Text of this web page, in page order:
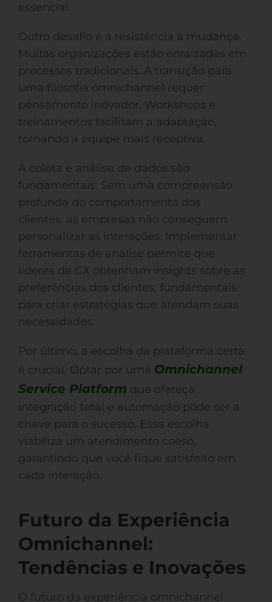
essencial.
Outro desafio é a resistência à mudança.
Muitas organizações estão enraizadas em
processos tradicionais. A transição para
uma filosofia omnichannel requer
pensamento inovador. Workshops e
treinamentos facilitam a adaptação,
tornando a equipe mais receptiva.
A coleta e análise de dados são
fundamentais. Sem uma compreensão
profunda do comportamento dos
clientes, as empresas não conseguem
personalizar as interações. Implementar
ferramentas de análise permite que
líderes de CX obtenham insights sobre as
preferências dos clientes, fundamentais
para criar estratégias que atendam suas
necessidades.
Por último, a escolha da plataforma certa
é crucial. Optar por uma Omnichannel
Service Platform que ofereça
integração total e automação pode ser a
chave para o sucesso. Essa escolha
viabiliza um atendimento coeso,
garantindo que você fique satisfeito em
cada interação.
Futuro da Experiência
Omnichannel:
Tendências e Inovações
O futuro da experiência omnichannel